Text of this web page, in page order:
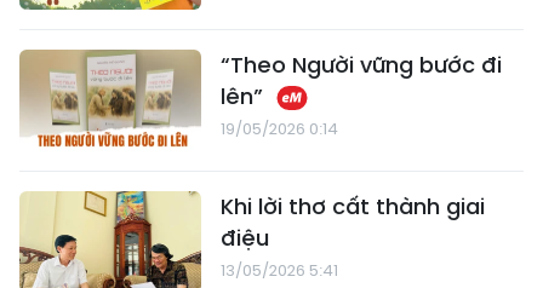
“Theo Người vững bước đi
lên”
19/05/2026 0:14
Khi lời thơ cất thành giai
điệu
13/05/2026 5:41